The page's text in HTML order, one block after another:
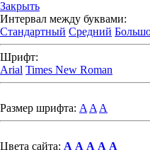
Закрыть
Интервал между буквами:
Стандартный Средний
Шрифт:
Arial Times New Roman
Размер шрифта: A A A
Цвета сайта: A A A A A